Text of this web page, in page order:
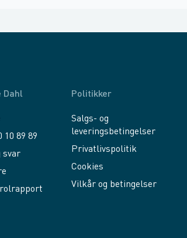
Dahl
10 89 89
svar
Politikker
Salgs- og
leveringsbetingelser
Privatlivspolitik
Cookies
Vilkår og betingelser